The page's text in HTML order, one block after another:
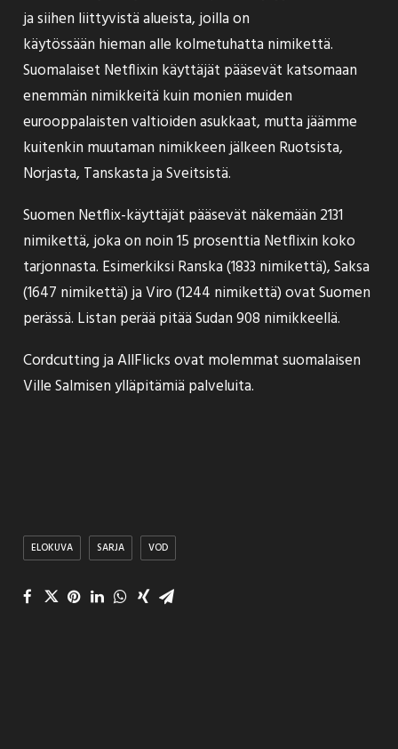
ja siihen liittyvistä alueista, joilla on
käytössään hieman alle kolmetuhatta nimikettä.
Suomalaiset Netflixin käyttäjät pääsevät katsomaan
enemmän nimikkeitä kuin monien muiden
eurooppalaisten valtioiden asukkaat, mutta jäämme
kuitenkin muutaman nimikkeen jälkeen Ruotsista,
Norjasta, Tanskasta ja Sveitsistä.
Suomen Netflix-käyttäjät pääsevät näkemään 2131
nimikettä, joka on noin 15 prosenttia Netflixin koko
tarjonnasta. Esimerkiksi Ranska (1833 nimikettä), Saksa
(1647 nimikettä) ja Viro (1244 nimikettä) ovat Suomen
perässä. Listan perää pitää Sudan 908 nimikkeellä.
Cordcutting ja AllFlicks ovat molemmat suomalaisen
Ville Salmisen ylläpitämiä palveluita.
ELOKUVA SARJA VOD